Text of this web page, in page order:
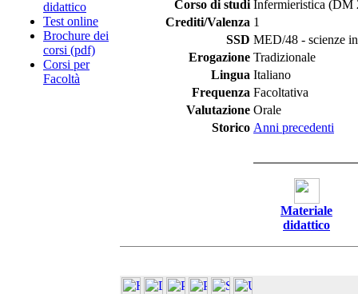
didattico
Test online
Brochure dei
corsi (pdf)
Corsi per
Facoltà
Corso di studi Infermieristica (DM
Crediti/Valenza 1
SSD MED/48 - scienze
Erogazione Tradizionale
Lingua Italiano
Frequenza Facoltativa
Valutazione Orale
Storico Anni precedenti
Materiale
didattico